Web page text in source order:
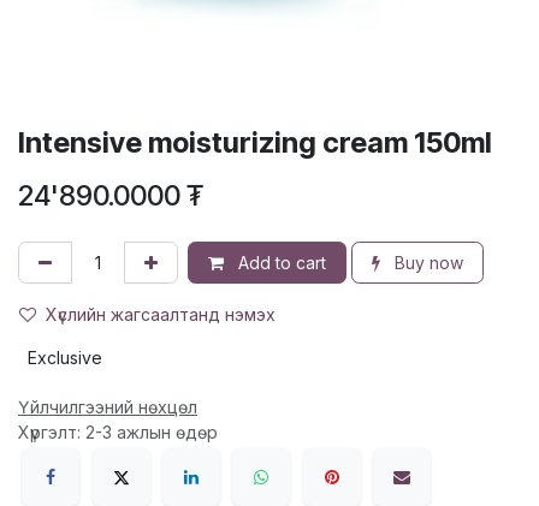
Intensive moisturizing cream 150ml
24'890.0000₮
Add to cart Buy now
Хүслийн жагсаалтанд нэмэх
Exclusive
Үйлчилгээний нөхцөл
Хүргэлт: 2-3 ажлын өдөр